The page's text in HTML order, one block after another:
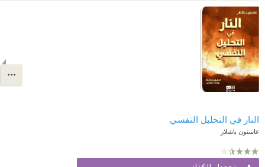
النار في التحليل النفسي
غاستون باشلار